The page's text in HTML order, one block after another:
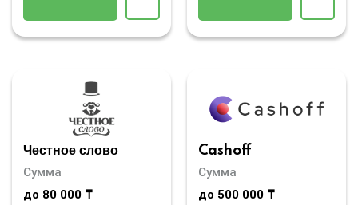
Честное слово
Сумма
до 80 000 ₸
Cashoff
Сумма
до 500 000 ₸